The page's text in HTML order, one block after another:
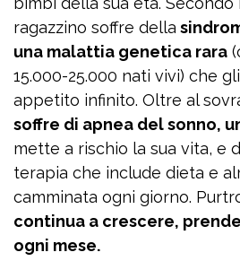
ragazzino soffre della
una malattia genetica rara
15.000-25.000 nati vivi) che
appetito infinito. Oltre al
soffre di apnea del sonno,
mette a rischio la sua vita, e
terapia che include dieta e
camminata ogni giorno.
continua a crescere,
ogni mese.